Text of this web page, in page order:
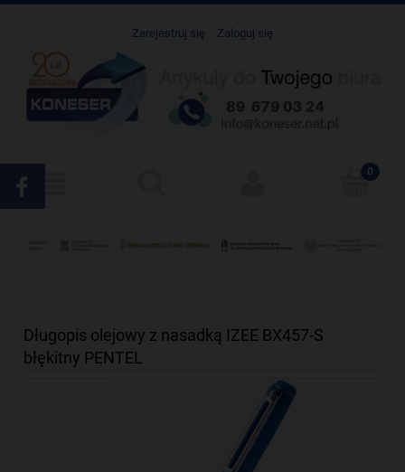
Zarejestruj się Zaloguj się
Długopis olejowy z nasadką IZEE BX457-S
błękitny PENTEL